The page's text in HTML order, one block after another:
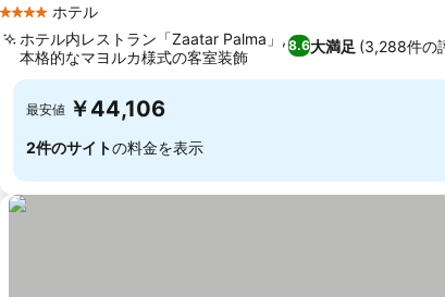
4 ホテルのランク
ホテル
8.6大満足 (3,288件の
ホテル内レストラン「Zaatar Palma」,
本格的なマヨルカ様式の客室装飾
最安値 ￥44,106
2件のサイトの料金を表示